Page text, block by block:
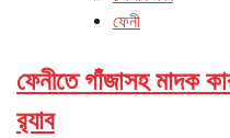
ফেনী
ফেনীতে গাঁজাসহ মাদক
র‌্যাব